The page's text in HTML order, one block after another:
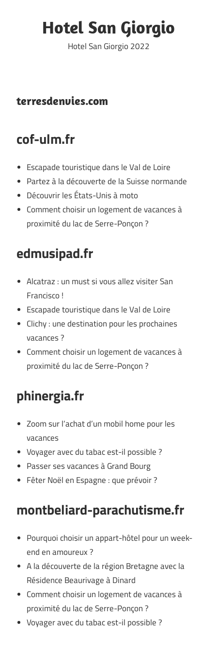
Hotel San Giorgio
Hotel San Giorgio 2022
terresdenvies.com
cof-ulm.fr
Escapade touristique dans le Val de Loire
Partez à la découverte de la Suisse normande
Découvrir les États-Unis à moto
Comment choisir un logement de vacances à
proximité du lac de Serre-Ponçon ?
edmusipad.fr
Alcatraz : un must si vous allez visiter San
Francisco !
Escapade touristique dans le Val de Loire
Clichy : une destination pour les prochaines
vacances ?
Comment choisir un logement de vacances à
proximité du lac de Serre-Ponçon ?
phinergia.fr
Zoom sur l’achat d’un mobil home pour les
vacances
Voyager avec du tabac est-il possible ?
Passer ses vacances à Grand Bourg
Fêter Noël en Espagne : que prévoir ?
montbeliard-parachutisme.fr
Pourquoi choisir un appart-hôtel pour un week-
end en amoureux ?
A la découverte de la région Bretagne avec la
Résidence Beaurivage à Dinard
Comment choisir un logement de vacances à
proximité du lac de Serre-Ponçon ?
Voyager avec du tabac est-il possible ?